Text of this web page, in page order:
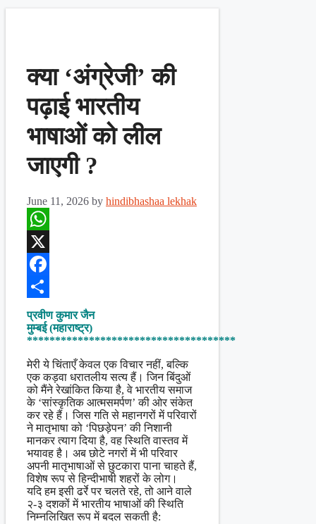
क्या ‘अंग्रेजी’ की
पढ़ाई भारतीय
भाषाओं को लील
जाएगी ?
June 11, 2026 by hindibhashaa lekhak
WhatsApp
X
Facebook
Share
प्रवीण कुमार जैन
मुम्बई (महाराष्ट्र)
*************************************
मेरी ये चिंताएँ केवल एक विचार नहीं, बल्कि
एक कड़वा धरातलीय सत्य हैं। जिन बिंदुओं
को मैंने रेखांकित किया है, वे भारतीय समाज
के ‘सांस्कृतिक आत्मसमर्पण’ की ओर संकेत
कर रहे हैं। जिस गति से महानगरों में परिवारों
ने मातृभाषा को ‘पिछड़ेपन’ की निशानी
मानकर त्याग दिया है, वह स्थिति वास्तव में
भयावह है। अब छोटे नगरों में भी परिवार
अपनी मातृभाषाओं से छुटकारा पाना चाहते हैं,
विशेष रूप से हिन्दीभाषी शहरों के लोग।
यदि हम इसी ढर्रे पर चलते रहे, तो आने वाले
२-३ दशकों में भारतीय भाषाओं की स्थिति
निम्नलिखित रूप में बदल सकती है: